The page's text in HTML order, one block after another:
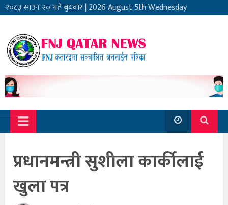
२०८३ साउन २० गते बुधवार|2026 August 5th Wednesday
प्रधानमन्त्री सुशीला कार्कीलाई
खुला पत्र